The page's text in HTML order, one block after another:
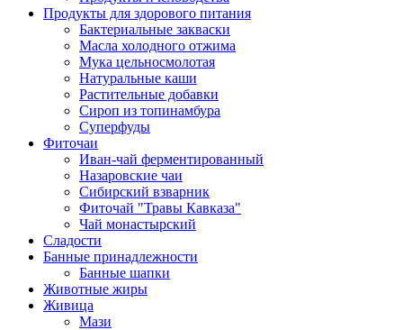
Продукты для здорового питания
Бактериальные закваски
Масла холодного отжима
Мука цельносмолотая
Натуральные каши
Растительные добавки
Сироп из топинамбура
Суперфуды
Фиточаи
Иван-чай ферментированный
Назаровские чаи
Сибирский взварник
Фиточай "Травы Кавказа"
Чай монастырский
Сладости
Банные принадлежности
Банные шапки
Животные жиры
Живица
Мази